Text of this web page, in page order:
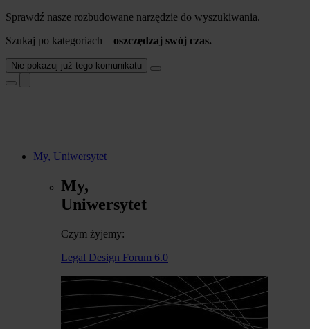
Sprawdź nasze rozbudowane narzędzie do wyszukiwania.
Szukaj po kategoriach – oszczędzaj swój czas.
Nie pokazuj już tego komunikatu
My, Uniwersytet
My,
Uniwersytet
Czym żyjemy:
Legal Design Forum 6.0